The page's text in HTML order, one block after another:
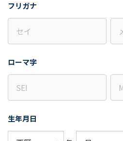
フリガナ
ローマ字
生年月日